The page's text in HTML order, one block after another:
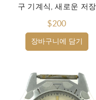
장바구니에 담기
구 기계식, 새로운 저장
$200